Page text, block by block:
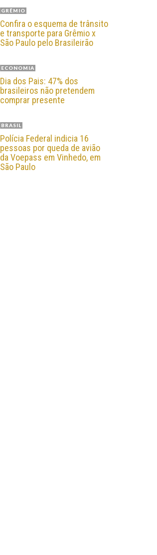
GRÊMIO
Confira o esquema de trânsito
e transporte para Grêmio x
São Paulo pelo Brasileirão
ECONOMIA
Dia dos Pais: 47% dos
brasileiros não pretendem
comprar presente
BRASIL
Polícia Federal indicia 16
pessoas por queda de avião
da Voepass em Vinhedo, em
São Paulo